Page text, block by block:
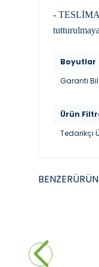
-
Boyutlar
Garanti
Ürün
Tedarikçi
BENZER
Parlak Beyaz
28.150,00